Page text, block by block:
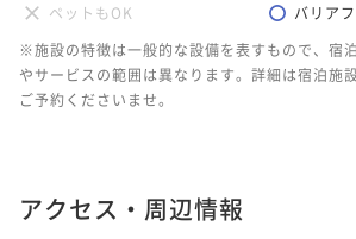
ペットもOK
バリア
※施設の特徴は一般的な設備を表すもので、宿
やサービスの範囲は異なります。詳細は宿泊施
ご予約くださいませ。
アクセス・周辺情報